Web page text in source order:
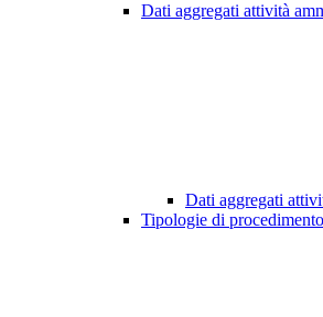
Dati aggregati attività
Dati aggregati
Tipologie di procedimento